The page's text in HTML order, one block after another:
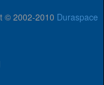
© 2002-2010 Duraspace